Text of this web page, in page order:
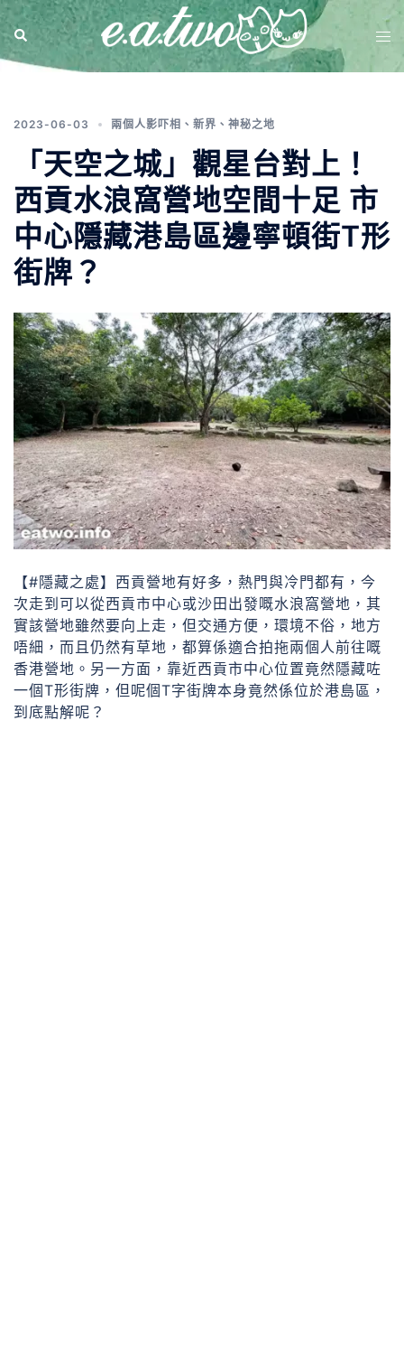
2023-06-03 兩個人影吓相 、 新界 、 神秘之地
「天空之城」觀星台對上！
西貢水浪窩營地空間十足 市
中心隱藏港島區邊寧頓街T形
街牌？
【#隱藏之處】西貢營地有好多，熱門與冷門都有，今
次走到可以從西貢市中心或沙田出發嘅水浪窩營地，其
實該營地雖然要向上走，但交通方便，環境不俗，地方
唔細，而且仍然有草地，都算係適合拍拖兩個人前往嘅
香港營地。另一方面，靠近西貢市中心位置竟然隱藏咗
一個T形街牌，但呢個T字街牌本身竟然係位於港島區，
到底點解呢？